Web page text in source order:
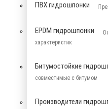
ПВХ гидрошпонки
EPDM гидрошпонки
характеристик
Битумостойкие
совместимые с битумом
Производители